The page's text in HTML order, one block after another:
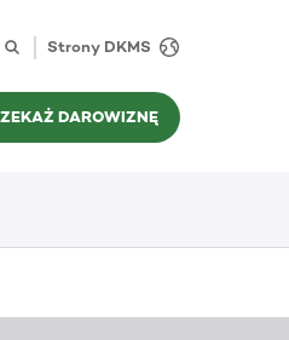
Strony DKMS
DAROWIZNĘ